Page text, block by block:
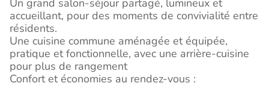
Un grand salon-séjour partagé, lumineux et
accueillant, pour des moments de convivialité entre
résidents.
Une cuisine commune aménagée et équipée,
pratique et fonctionnelle, avec une arrière-cuisine
pour plus de rangement
Confort et économies au rendez-vous :